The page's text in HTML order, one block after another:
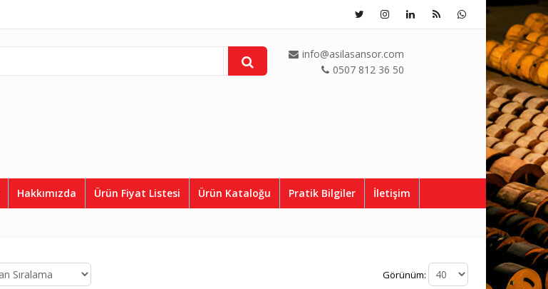
info@asilasansor.com
0507 812 36 50
Hakkımızda Ürün Fiyat Listesi Ürün Kataloğu Pratik Bilgiler İletişim
Görünüm: